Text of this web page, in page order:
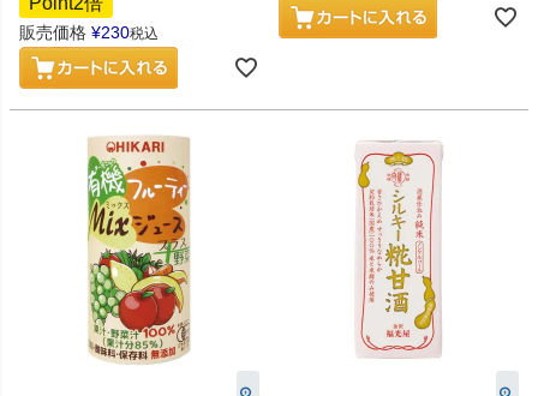
販売価格 ¥230税込